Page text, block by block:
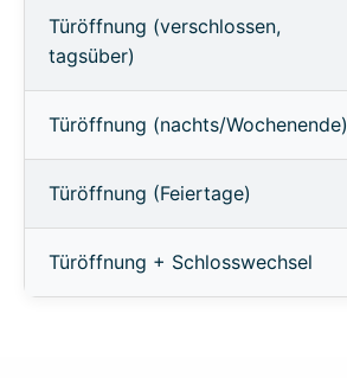
Türöffnung (verschlossen,
tagsüber)
Türöffnung (nachts/Wochenende)
Türöffnung (Feiertage)
Türöffnung + Schlosswechsel